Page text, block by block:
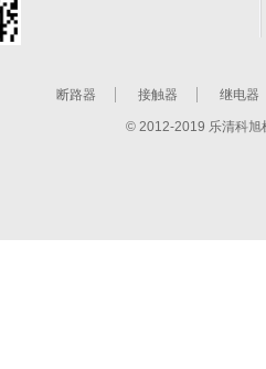
断路器 接触器 继电器
© 2012-2019 乐清科旭